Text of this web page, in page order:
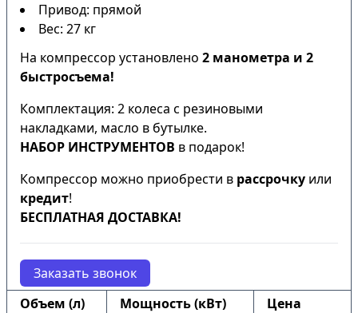
Привод: прямой
Вес: 27 кг
На компрессор установлено 2 манометра и 2
быстросъема!
Комплектация: 2 колеса с резиновыми
накладками, масло в бутылке.
НАБОР ИНСТРУМЕНТОВ в подарок!
Компрессор можно приобрести в рассрочку или
кредит!
БЕСПЛАТНАЯ ДОСТАВКА!
Заказать звонок
Объем (л)
Мощность (кВт)
Цена